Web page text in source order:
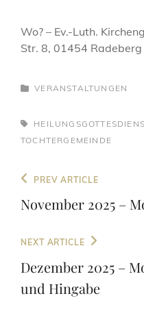
Wo? – Ev.-Luth.
Str. 8, 01454 Radeberg
CATEGORIES
VERANSTALTUNGEN
TAGS,
TOCHTERGEMEINDE
Previous
Post
PREV ARTICLE
November 2025 –
Next
Post
NEXT ARTICLE
Dezember 2025 –
und Hingabe